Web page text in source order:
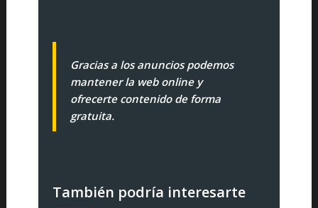
Gracias a los anuncios podemos
mantener la web online y
ofrecerte contenido de forma
gratuita.
También podría interesarte